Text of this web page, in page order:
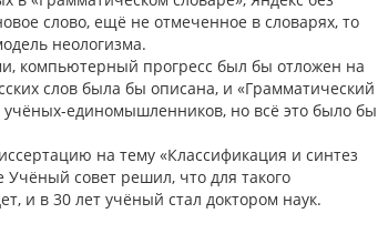
слово, ещё не отмеченное в словарях, то
неологизма.
компьютерный прогресс был бы отложен на
слов была бы описана, и «Грамматический
учёных-единомышленников, но всё это было бы
на тему «Классификация и синтез
совет решил, что для такого
и в 30 лет учёный стал доктором наук.